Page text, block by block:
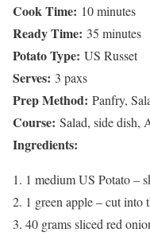
Cook Time: 10 minutes
Ready Time: 35 minutes
Potato Type: US Russet
Serves: 3 paxs
Prep Method: Panfry,
Course: Salad, side dish,
Ingredients:
1 medium US Potato –
1 green apple – cut into
40 grams sliced red